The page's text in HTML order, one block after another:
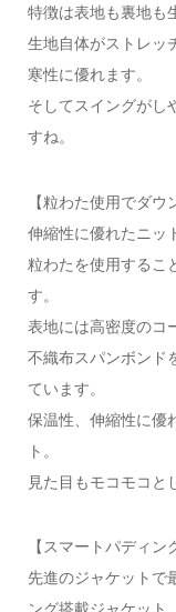
特徴は表地も裏地も
生地自体がストレッ
寒性に優れます。
そしてスイングがし
すね。
【粒わた使用でダウ
伸縮性に優れたニッ
粒わたを使用するこ
す。
表地には高密度のコ
不織布スパンボンド
ています。
保温性、伸縮性に優
ト。
見た目もモコモコと
【スマートパディン
先進のジャケットで